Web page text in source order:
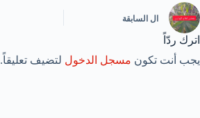
ال السابقة
اترك ردّاً
يجب أنت تكون مسجل الدخول لتضيف تعليقاً.